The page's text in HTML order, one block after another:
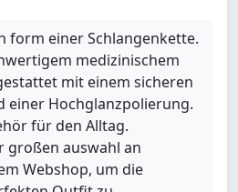
form einer Schlangenkette.
medizinischem
mit einem sicheren
einer Hochglanzpolierung.
für den Alltag.
großen auswahl an
Webshop, um die